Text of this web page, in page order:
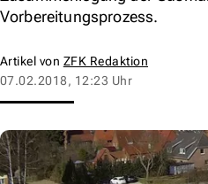
Vorbereitungsprozess.
Artikel von ZFK Redaktion
07.02.2018, 12:23 Uhr